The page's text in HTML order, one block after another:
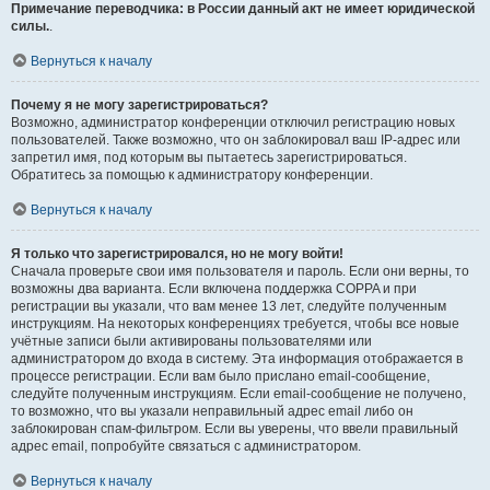
Примечание переводчика: в России данный акт не имеет юридической
силы..
Вернуться к началу
Почему я не могу зарегистрироваться?
Возможно, администратор конференции отключил регистрацию новых
пользователей. Также возможно, что он заблокировал ваш IP-адрес или
запретил имя, под которым вы пытаетесь зарегистрироваться.
Обратитесь за помощью к администратору конференции.
Вернуться к началу
Я только что зарегистрировался, но не могу войти!
Сначала проверьте свои имя пользователя и пароль. Если они верны, то
возможны два варианта. Если включена поддержка COPPA и при
регистрации вы указали, что вам менее 13 лет, следуйте полученным
инструкциям. На некоторых конференциях требуется, чтобы все новые
учётные записи были активированы пользователями или
администратором до входа в систему. Эта информация отображается в
процессе регистрации. Если вам было прислано email-сообщение,
следуйте полученным инструкциям. Если email-сообщение не получено,
то возможно, что вы указали неправильный адрес email либо он
заблокирован спам-фильтром. Если вы уверены, что ввели правильный
адрес email, попробуйте связаться с администратором.
Вернуться к началу